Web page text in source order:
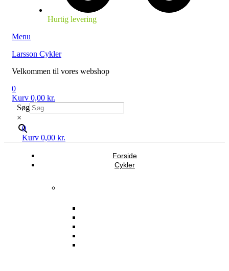
Hurtig levering
Menu
Larsson Cykler
Velkommen til vores webshop
0
Kurv 0,00 kr.
Søg
×
0
Kurv 0,00 kr.
Forside
Cykler